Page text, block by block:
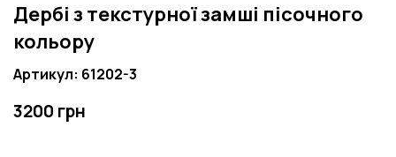
Дербі з текстурної замші пісочного
кольору
Артикул: 61202-3
3200 грн